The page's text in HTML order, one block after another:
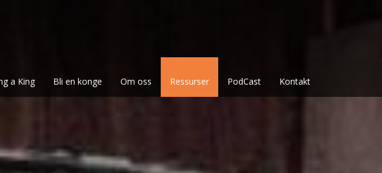
a King Bli en konge Om oss Ressurser PodCast Kontakt